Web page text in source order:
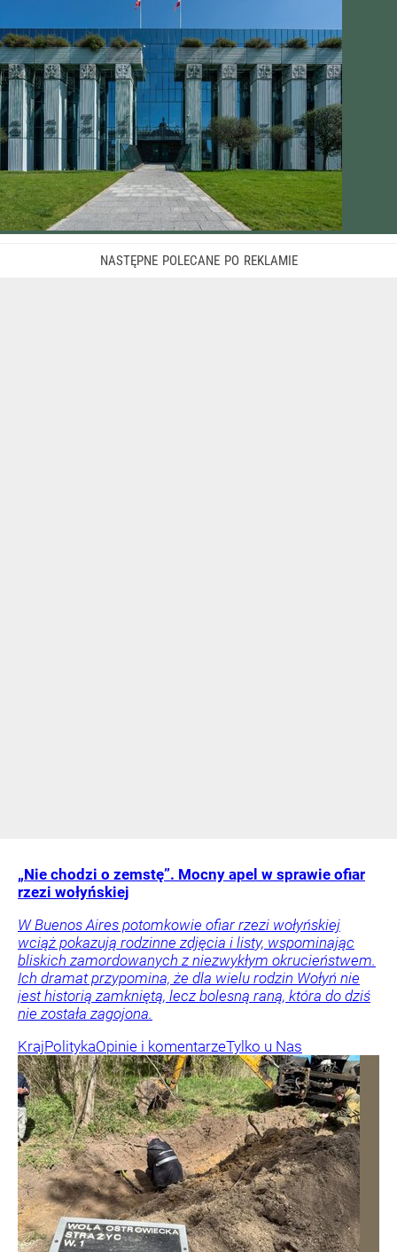
„Nie chodzi o zemstę”. Mocny apel w sprawie ofiar
rzezi wołyńskiej
W Buenos Aires potomkowie ofiar rzezi wołyńskiej
wciąż pokazują rodzinne zdjęcia i listy, wspominając
bliskich zamordowanych z niezwykłym okrucieństwem.
Ich dramat przypomina, że dla wielu rodzin Wołyń nie
jest historią zamkniętą, lecz bolesną raną, która do dziś
nie została zagojona.
KrajPolitykaOpinie i komentarzeTylko u Nas